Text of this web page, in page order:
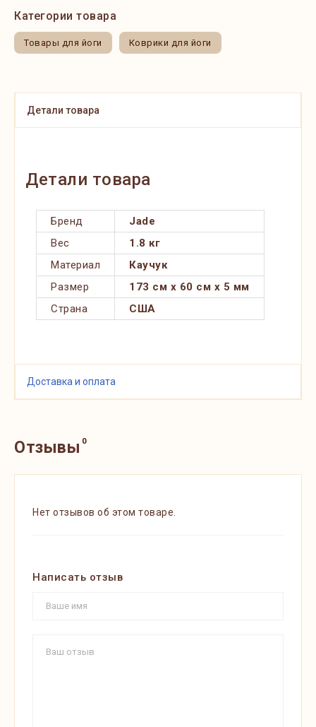
Категории товара
Товары для йоги Коврики для йоги
Детали товара
Детали товара
Бренд
Jade
Вес
1.8 кг
Материал
Каучук
Размер
173 см x 60 см x 5 мм
Страна
США
Доставка и оплата
Отзывы 0
Нет отзывов об этом товаре.
Написать отзыв